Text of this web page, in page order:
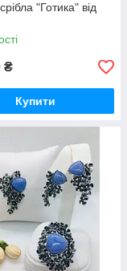
"Готика" від
₴
Купити